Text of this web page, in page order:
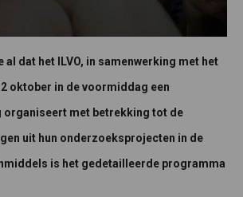
al dat het ILVO, in samenwerking met het
oktober in de voormiddag een
met betrekking tot de
uit hun onderzoeksprojecten in de
is het gedetailleerde programma